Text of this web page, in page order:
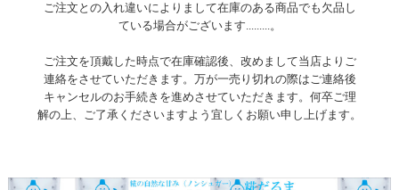
ご注文との入れ違いによりまして在庫のある商品でも欠品し
ている場合がございます.........。
ご注文を頂戴した時点で在庫確認後、改めまして当店よりご
連絡をさせていただきます。万が一売り切れの際はご連絡後
キャンセルのお手続きを進めさせていただきます。何卒ご理
解の上、ご了承くださいますよう宜しくお願い申し上げます。